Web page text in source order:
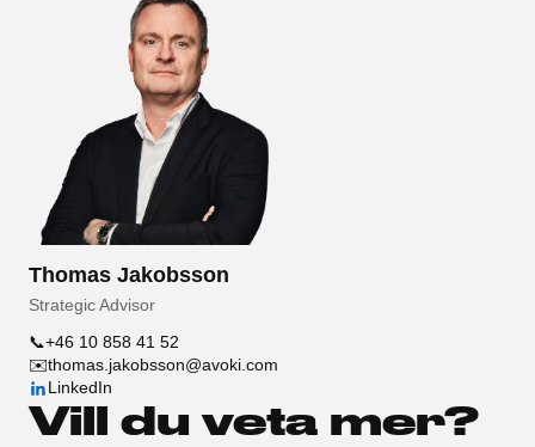
Thomas Jakobsson
Strategic Advisor
📞+46 10 858 41 52
✉️thomas.jakobsson@avoki.com
LinkedIn
Vill du veta mer?